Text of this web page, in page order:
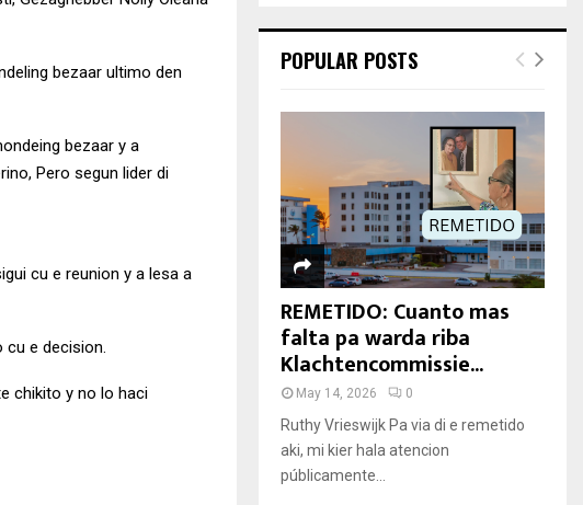
bezaar ultimo den
bezaar y a
Pero segun lider di
cu e reunion y a lesa a
cu e decision.
chikito y no lo haci
POPULAR POSTS
REMETIDO: Cuanto mas
falta pa warda riba
Klachtencommissie...
May 14, 2026 0
Ruthy Vrieswijk Pa via di e remetido
aki, mi kier hala atencion
públicamente...